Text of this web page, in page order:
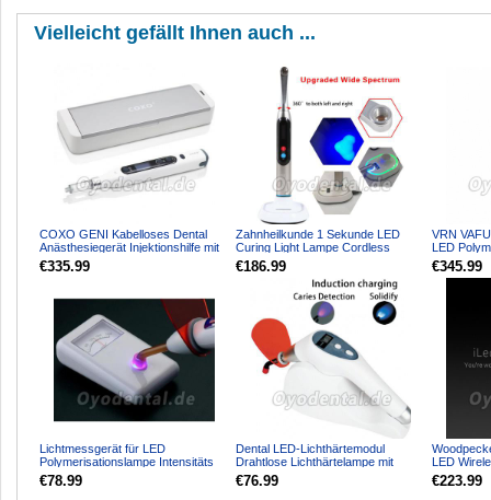
Vielleicht gefällt Ihnen auch ...
COXO GENI Kabelloses Dental
Anästhesiegerät Injektionshilfe mit
3 Geschwindigkei...
€335.99
Zahnheilkunde 1 Sekunde LED
Curing Light Lampe Cordless
Deep Cure 2200MW Aktuali...
€186.99
VRN
LED
Kabellos
€345.99
Lichtmessgerät für LED
Polymerisationslampe Intensitäts
Radiometer Licht 3000mw ...
€78.99
Dental LED-Lichthärtemodul
Drahtlose Lichthärtelampe mit
Karieserkennung
€76.99
LED
23...
€223.99